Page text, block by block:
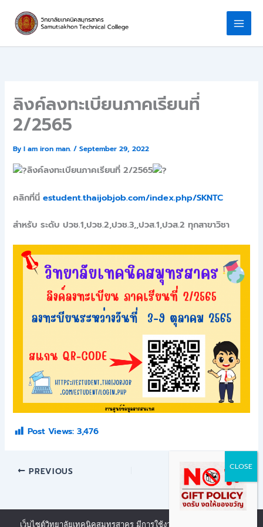
content
ลิงค์ลงทะเบียนภาคเรียนที่
2/2565
ByI am iron man./September 29, 2022
ลิงค์ลงทะเบียนภาคเรียนที่ 2/2565
คลิกที่นี่estudent.thaijobjob.com/index.php/SKNTC
สำหรับ ระดับ ปวช.1,ปวช.2,ปวช.3,,ปวส.1,ปวส.2 ทุกสาขาวิชา
Post Views: 3,476
PREVIOUS NEXT
เว็บไซต์วิทยาลัยเทคนิคสมุทรสาคร มีการใช้งานเทคโนโลยีคุกกี้ หรือ